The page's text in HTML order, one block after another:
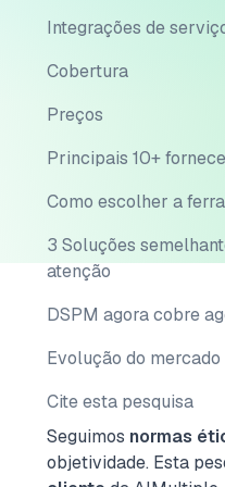
Integrações de
Cobertura
Preços
Principais 10+
Como escolher a
3 Soluções
atenção
DSPM agora cobre
Evolução do mercado
Cite esta pesquisa
Seguimos normas
objetividade. Esta